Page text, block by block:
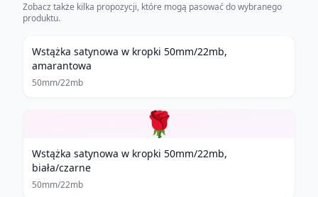
Zobacz także kilka propozycji, które mogą pasować do wybranego
produktu.
Wstążka satynowa w kropki 50mm/22mb,
amarantowa
50mm/22mb
🌹
Wstążka satynowa w kropki 50mm/22mb,
biała/czarne
50mm/22mb